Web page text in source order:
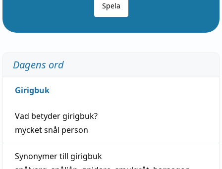
Spela
Dagens ord
Girigbuk
Vad betydergirigbuk?
mycketsnål person
Synonymer till girigbuk